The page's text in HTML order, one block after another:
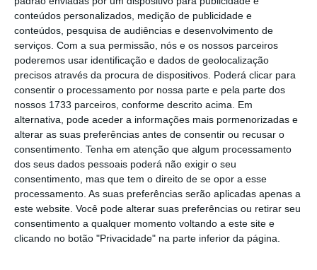
conteúdos personalizados, medição de publicidade e
conteúdos, pesquisa de audiências e desenvolvimento de
serviços. Com a sua permissão, nós e os nossos parceiros
poderemos usar identificação e dados de geolocalização
precisos através da procura de dispositivos. Poderá clicar para
consentir o processamento por nossa parte e pela parte dos
nossos 1733 parceiros, conforme descrito acima. Em
alternativa, pode aceder a informações mais pormenorizadas e
alterar as suas preferências antes de consentir ou recusar o
consentimento. Tenha em atenção que algum processamento
dos seus dados pessoais poderá não exigir o seu
consentimento, mas que tem o direito de se opor a esse
processamento. As suas preferências serão aplicadas apenas a
este website. Você pode alterar suas preferências ou retirar seu
consentimento a qualquer momento voltando a este site e
clicando no botão "Privacidade" na parte inferior da página.
As votações desta quinta-feiravão ficar
marcadas com medidas paraaumentos
extraordinários das pensões, com a proposta de
redução do IVA das touradasou com iniciativas
para acabar ou baixar as comissões bancárias
que são pagas na amortização antecipada dos
créditos à habitação.
27 de Novembro de 2024, às 20:34 ⋮